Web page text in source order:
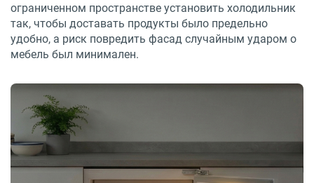
ограниченном пространстве установить холодильник
так, чтобы доставать продукты было предельно
удобно, а риск повредить фасад случайным ударом о
мебель был минимален.